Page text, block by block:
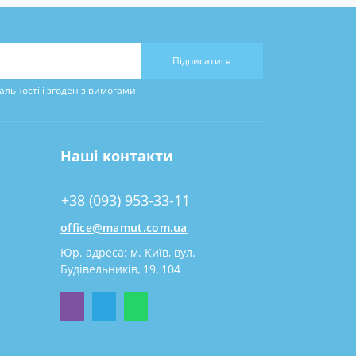
Підписатися
і згоден з вимогами
Наші контакти
+38 (093) 953-33-11
office@mamut.com.ua
Юр. адреса: м. Київ, вул.
Будівельників, 19, 104